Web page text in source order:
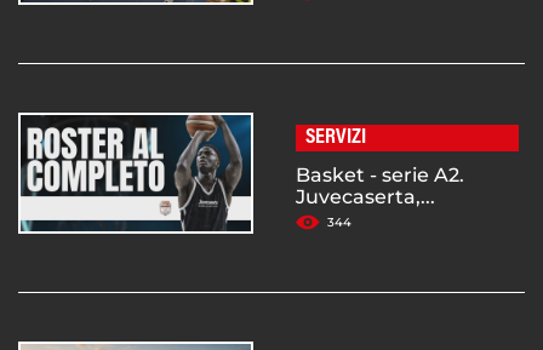
SERVIZI
Basket - serie A2.
Juvecaserta,...
344